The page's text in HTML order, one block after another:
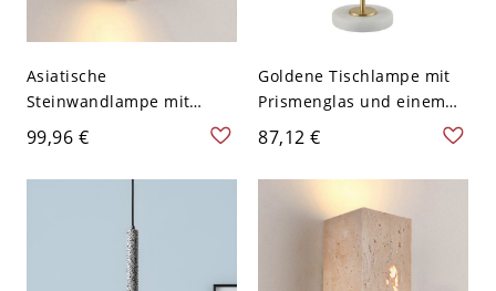
Asiatische
Steinwandlampe mit
beigem Steinschirm, 110V-
120V, 3"
99,96 €
Goldene Tischlampe mit
Prismenglas und einem
minimalistischen,
kegelförmigen Schirm -
110V-120V mit Stecker
Golden
87,12 €